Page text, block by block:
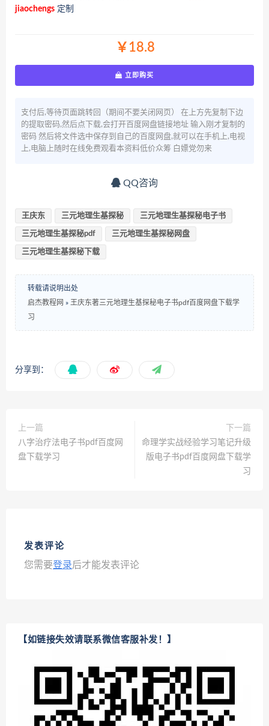
jiaochengs 定制
￥18.8
立即购买
支付后,等待页面跳转回（期间不要关闭网页） 在上方先复制下边
的提取密码,然后点下载,会打开百度网盘链接地址 输入刚才复制的
密码 然后将文件选中保存到自己的百度网盘,就可以在手机上,电视
上,电脑上随时在线免费观看本资料低价众筹 白嫖党勿来
QQ咨询
王庆东 三元地理生基探秘 三元地理生基探秘电子书
三元地理生基探秘pdf 三元地理生基探秘网盘
三元地理生基探秘下载
转载请说明出处
启杰教程网 » 王庆东著三元地理生基探秘电子书pdf百度网盘下载学
习
分享到：
上一篇
八字治疗法电子书pdf百度网
盘下载学习
下一篇
命理学实战经验学习笔记升级
版电子书pdf百度网盘下载学
习
发表评论
您需要登录后才能发表评论
【如链接失效请联系微信客服补发！】